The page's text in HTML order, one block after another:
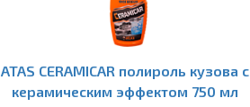
ATAS CERAMICAR полироль кузова с
керамическим эффектом 750 мл